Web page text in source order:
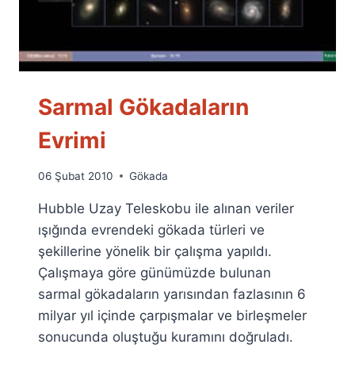
Sarmal Gökadaların
Evrimi
By
Fuat
Özyar
06 Şubat 2010 Gökada
Hubble Uzay Teleskobu ile alınan veriler
ışığında evrendeki gökada türleri ve
şekillerine yönelik bir çalışma yapıldı.
Çalışmaya göre günümüzde bulunan
sarmal gökadaların yarısından fazlasının 6
milyar yıl içinde çarpışmalar ve birleşmeler
sonucunda oluştuğu kuramını doğruladı.